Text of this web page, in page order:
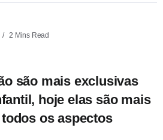
2 Mins Read
são mais exclusivas
hoje elas são mais
os aspectos